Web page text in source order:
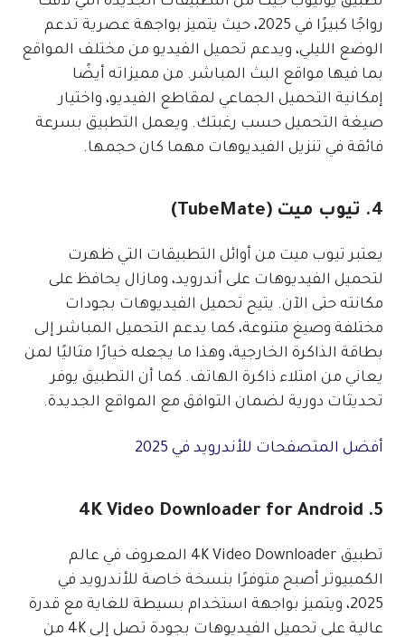
رواجًا كبيرًا في 2025، حيث يتميز بواجهة عصرية تدعم
الوضع الليلي، ويدعم تحميل الفيديو من مختلف المواقع
بما فيها مواقع البث المباشر. من مميزاته أيضًا
إمكانية التحميل الجماعي لمقاطع الفيديو، واختيار
صيغة التحميل حسب رغبتك. ويعمل التطبيق بسرعة
فائقة في تنزيل الفيديوهات مهما كان حجمها.
4. تيوب ميت (TubeMate)
يعتبر تيوب ميت من أوائل التطبيقات التي ظهرت
لتحميل الفيديوهات على أندرويد، ومازال يحافظ على
مكانته حتى الآن. يتيح تحميل الفيديوهات بجودات
مختلفة وصيغ متنوعة، كما يدعم التحميل المباشر إلى
بطاقة الذاكرة الخارجية، وهذا ما يجعله خيارًا مثاليًا لمن
يعاني من امتلاء ذاكرة الهاتف. كما أن التطبيق يوفر
تحديثات دورية لضمان التوافق مع المواقع الجديدة.
أفضل المتصفحات للأندرويد في 2025
5. 4K Video Downloader for Android
تطبيق 4K Video Downloader المعروف في عالم
الكمبيوتر أصبح متوفرًا بنسخة خاصة للأندرويد في
2025، ويتميز بواجهة استخدام بسيطة للغاية مع قدرة
عالية على تحميل الفيديوهات بجودة تصل إلى 4K من